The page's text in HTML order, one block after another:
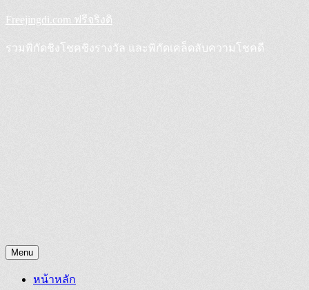
Skip
to
content
Freejingdi.com ฟรีจริงดิ
รวมพิกัดชิงโชคชิงรางวัล และพิกัดเคล็ดลับความโชคดี
Menu
หน้าหลัก